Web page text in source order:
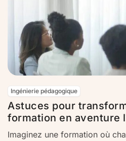
Ingénierie pédagogique
Astuces pour
formation en aventure
Imaginez une formation où